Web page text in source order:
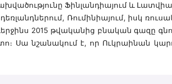
Ֆինլանդիայում և
Ռումինիայում, իսկ
2015 թվականից բնական գազը
Սա նշանակում է, որ Ուկրաինան